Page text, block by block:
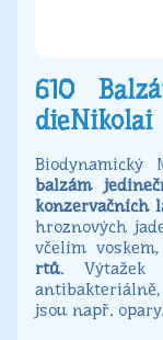
610
dieNikolai
balzám
konzervačních
hroznových
včelím
rtů. Výtažek
jsou např. opary.